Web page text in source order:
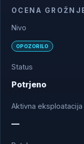
OCENA
Nivo
OPOZORILO
Status
Potrjeno
Aktivna eksploatacija
—